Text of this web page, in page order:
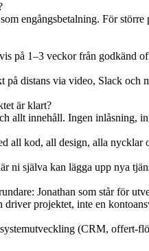
engångsbetalning. För
på 1–3 veckor från godkänd
på distans via video, Slack
är klart?
allt innehåll. Ingen inlåsning,
all kod, all design, alla
ni själva kan lägga upp nya
Jonathan som står för
driver projektet, inte en
(CRM, offert-